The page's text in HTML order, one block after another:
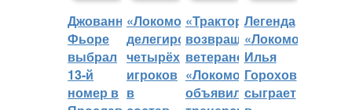
Джованни
Фьоре
выбрал
13-й
номер в
«Локомотив»
делегировал
четырёх
игроков
в
«Трактор»
возвращает
ветеранов,
«Локомотив»
объявил
Легенда
«Локомотива»
Илья
Горохов
сыграет